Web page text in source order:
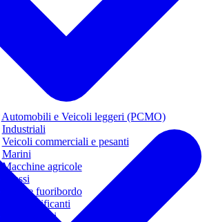
Automobili e Veicoli leggeri (PCMO)
Industriali
Veicoli commerciali e pesanti
Marini
Macchine agricole
Grassi
Moto e fuoribordo
Tutti i lubrificanti
Trasmissioni